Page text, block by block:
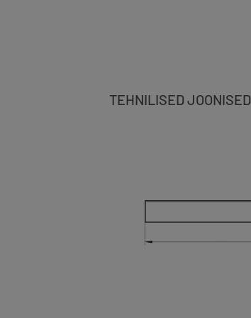
TEHNILISED JOONISED